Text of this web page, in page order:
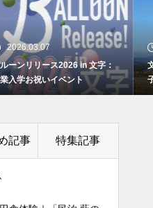
2026.01.07
文字のどんと祭の案内と当日の様
子：場所は下文字自治会館
記事 特集記事
リース2026 in 文字：
お祝いイベント
んと祭の案内と当日の
は下文字自治会館
舎体験｜「民泊 藍の